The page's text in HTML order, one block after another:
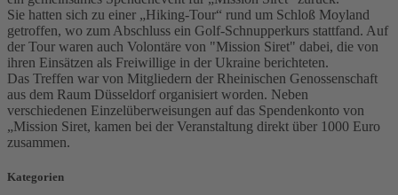
Sie hatten sich zu einer „Hiking-Tour“ rund um Schloß Moyland
getroffen, wo zum Abschluss ein Golf-Schnupperkurs stattfand. Auf
der Tour waren auch Volontäre von "Mission Siret" dabei, die von
ihren Einsätzen als Freiwillige in der Ukraine berichteten.
Das Treffen war von Mitgliedern der Rheinischen Genossenschaft
aus dem Raum Düsseldorf organisiert worden. Neben
verschiedenen Einzelüberweisungen auf das Spendenkonto von
„Mission Siret, kamen bei der Veranstaltung direkt über 1000 Euro
zusammen.
Kategorien